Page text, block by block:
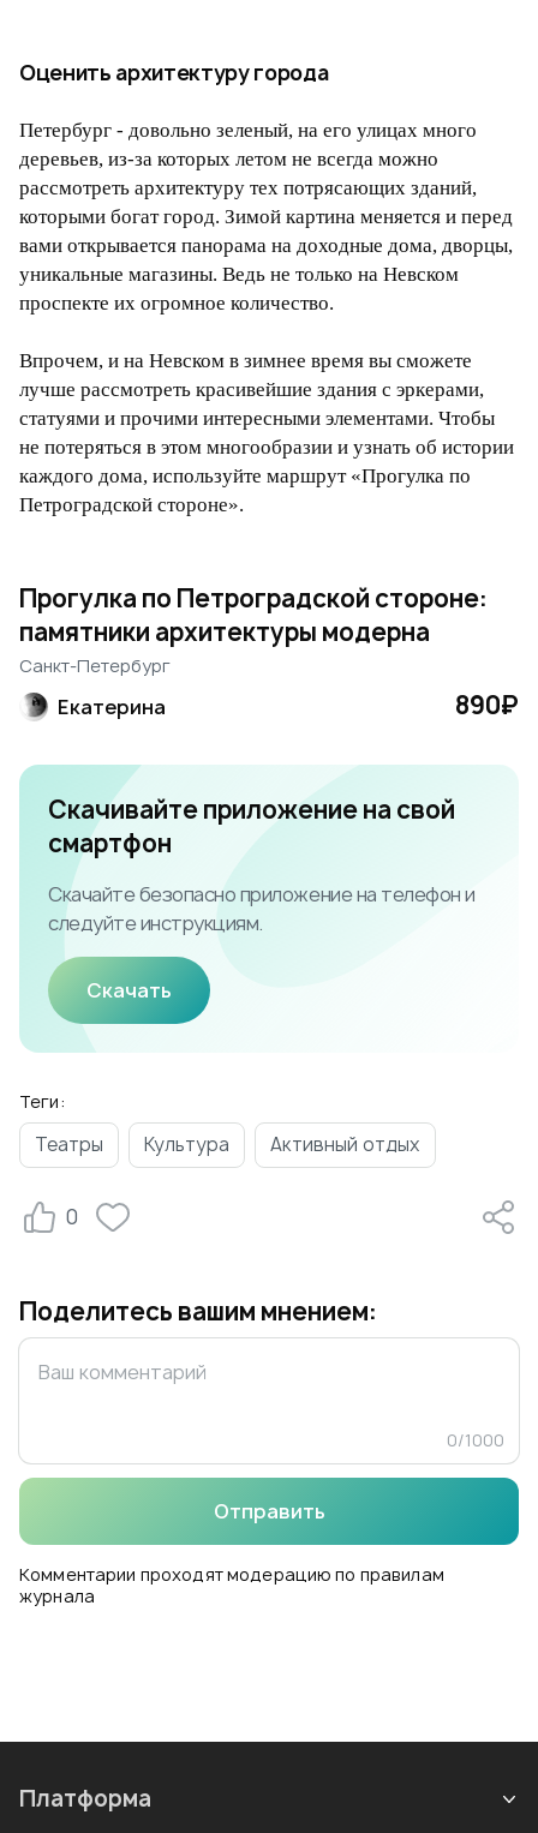
Оценить архитектуру города
Петербург - довольно зеленый, на его улицах много
деревьев, из-за которых летом не всегда можно
рассмотреть архитектуру тех потрясающих зданий,
которыми богат город. Зимой картина меняется и перед
вами открывается панорама на доходные дома, дворцы,
уникальные магазины. Ведь не только на Невском
проспекте их огромное количество.
Впрочем, и на Невском в зимнее время вы сможете
лучше рассмотреть красивейшие здания с эркерами,
статуями и прочими интересными элементами. Чтобы
не потеряться в этом многообразии и узнать об истории
каждого дома, используйте маршрут «Прогулка по
Петроградской стороне».
Прогулка по Петроградской стороне:
памятники архитектуры модерна
Санкт-Петербург
Екатерина 890₽
Скачивайте приложение на свой
смартфон
Скачайте безопасно приложение на телефон и
следуйте инструкциям.
Скачать
Теги:
Театры Культура Активный отдых
0
Поделитесь вашим мнением:
0/1000
Комментарии проходят модерацию по правилам
журнала
Отправить
Платформа